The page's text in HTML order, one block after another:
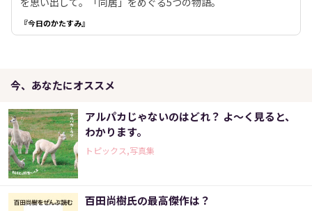
『今日のかたすみ』
今、あなたにオススメ
アルパカじゃないのはどれ？ よ～く見ると、
わかります。
トピックス,写真集
百田尚樹氏の最高傑作は？